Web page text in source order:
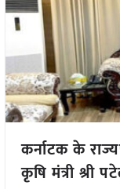
कर्नाटक के
कृषि मंत्री श्री